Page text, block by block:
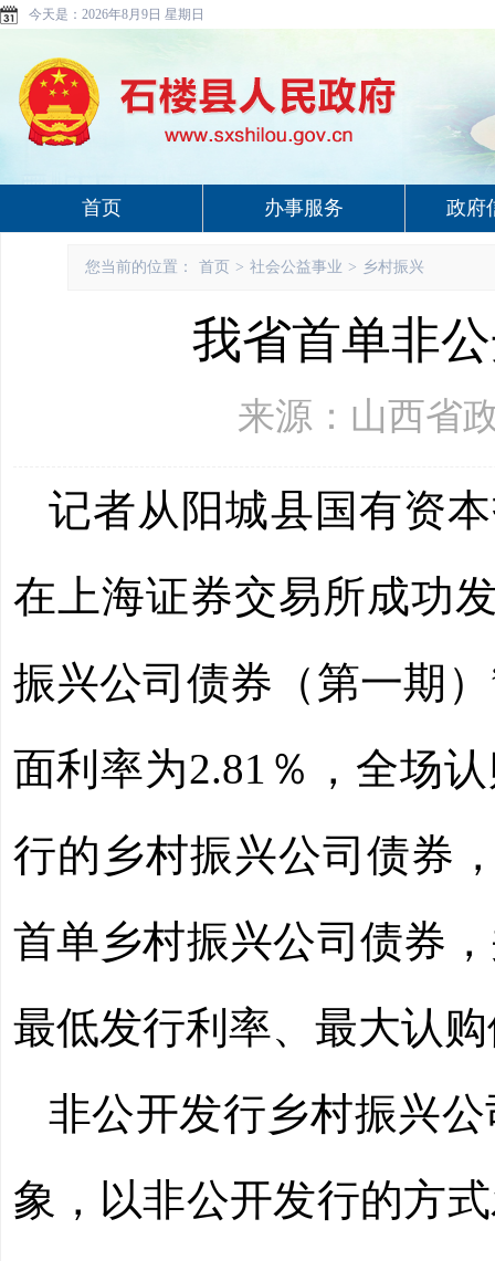
今天是： 2026年8月9日 星期日
首页 办事服务 政府
您当前的位置： 首页 > 社会公益事业 > 乡村振兴
我省首单非
来源：山西省
记者从阳城县国有资
在上海证券交易所成功
振兴公司债券（第一期
面利率为2.81％，全场
行的乡村振兴公司债券
首单乡村振兴公司债券
最低发行利率、最大认
非公开发行乡村振兴
象，以非公开发行的方